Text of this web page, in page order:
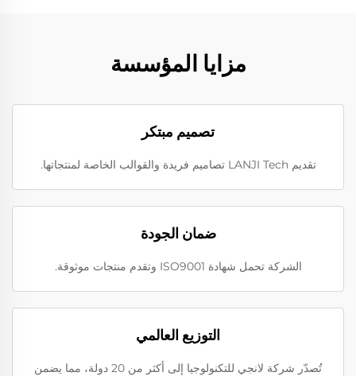
مزايا المؤسسة
تصميم مبتكر
تقديم LANJI Tech تصاميم فريدة والقوالب الخاصة لمنتجاتها.
ضمان الجودة
الشركة تحمل شهادة ISO9001 وتقدم منتجات موثوقة.
التوزيع العالمي
تُصدّر شركة لانجي للتكنولوجيا إلى أكثر من 20 دولة، مما يضمن